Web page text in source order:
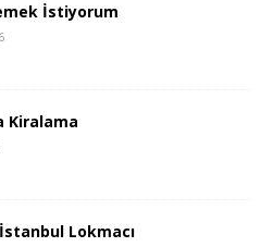
İstiyorum
Kiralama
Lokmacı